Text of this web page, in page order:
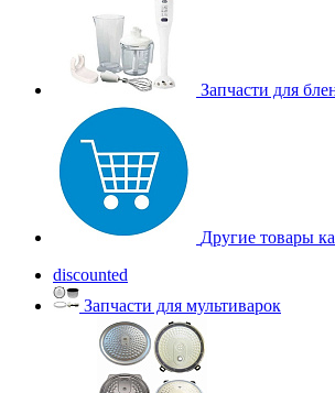
Запчасти для
Другие товары
discounted
Запчасти для мультиварок